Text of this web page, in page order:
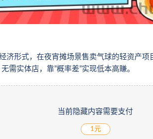
济形式，在夜宵摊场景售卖气球的轻资产
需实体店，靠”概率差”实现低本高賺。
当前隐藏内容需要支付
1元